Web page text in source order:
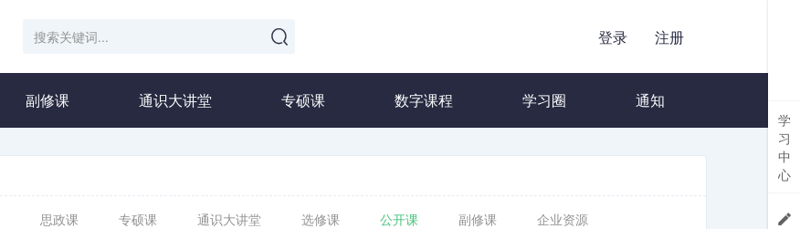
登录 注册
副修课 通识大讲堂 专硕课 数字课程 学习圈 通知
思政课 专硕课 通识大讲堂 选修课 公开课 副修课 企业资源
学
习
中
心